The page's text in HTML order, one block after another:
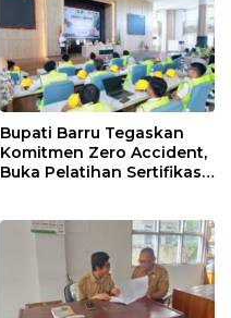
Bupati Barru Tegaskan
Komitmen Zero Accident,
Buka Pelatihan Sertifikasi